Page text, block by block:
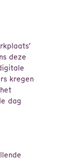
deze
kregen
dag